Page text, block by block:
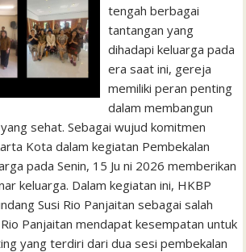
tengah berbagai
tantangan yang
dihadapi keluarga pada
era saat ini, gereja
memiliki peran penting
dalam membangun
sehat. Sebagai wujud komitmen
Kota dalam kegiatan Pembekalan
pada Senin, 15 Ju ni 2026 memberikan
keluarga. Dalam kegiatan ini, HKBP
Susi Rio Panjaitan sebagai salah
Panjaitan mendapat kesempatan untuk
yang terdiri dari dua sesi pembekalan